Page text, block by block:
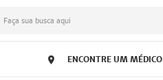
Faça sua busca aqui
ENCONTRE UM MÉDICO